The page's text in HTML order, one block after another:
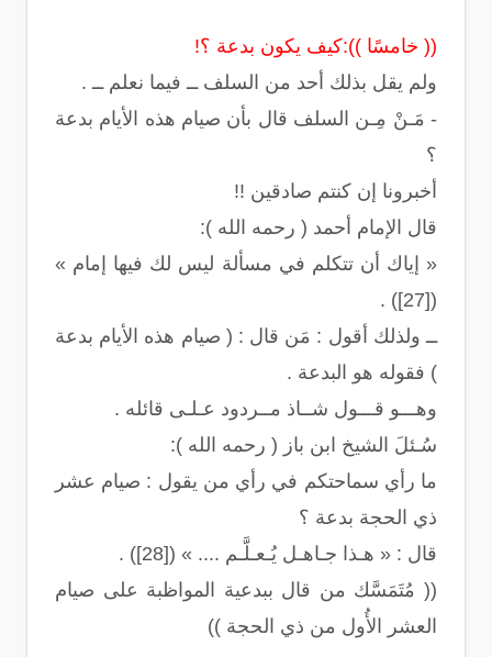
(( خامسًا )):كيف يكون بدعة ؟!
ولم يقل بذلك أحد من السلف ــ فيما نعلم ــ .
- مَـنْ مِـن السلف قال بأن صيام هذه الأيام بدعة
؟
أخبرونا إن كنتم صادقين !!
قال الإمام أحمد ( رحمه الله ):
« إياك أن تتكلم في مسألة ليس لك فيها إمام »
([27]) .
ــ ولذلك أقول : مَن قال : ( صيام هذه الأيام بدعة
) فقوله هو البدعة .
وهـــو قـــول شــاذ مــردود عـلـى قائله .
سُـئلَ الشيخ ابن باز ( رحمه الله ):
ما رأي سماحتكم في رأي من يقول : صيام عشر
ذي الحجة بدعة ؟
قال : « هـذا جـاهـل يُـعـلَّـم .... » ([28]) .
(( مُتَمَسَّك من قال ببدعية المواظبة على صيام
العشر الأُول من ذي الحجة ))